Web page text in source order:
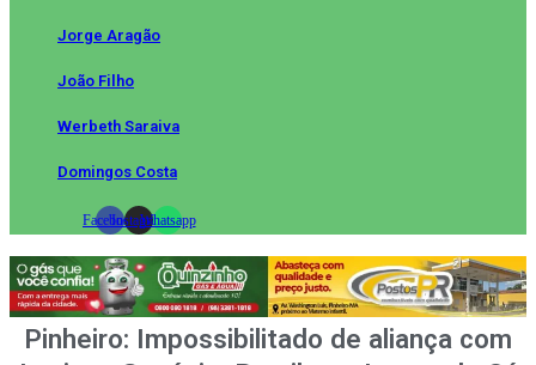
Jorge Aragão
João Filho
Werbeth Saraiva
Domingos Costa
FacebookInstagramWhatsapp
Pinheiro: Impossibilitado de aliança com